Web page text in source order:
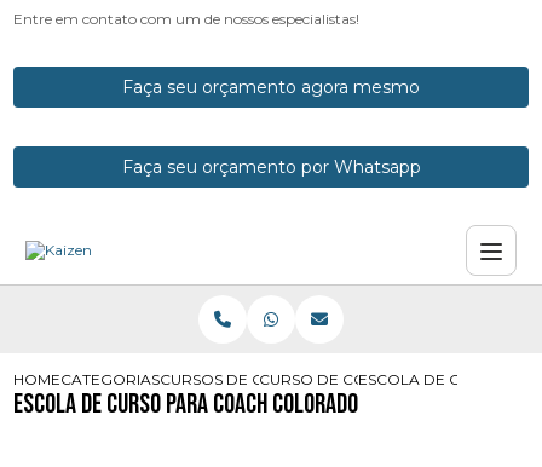
Entre em contato com um de nossos especialistas!
Faça seu orçamento agora mesmo
Faça seu orçamento por Whatsapp
HOMECATEGORIASCURSOS DE COACHCURSO DE COACH PARANA
ESCOLA DE CURSO
Escola de Curso para Coach Colorado